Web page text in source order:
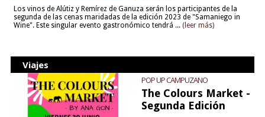
Los vinos de Alútiz y Remírez de Ganuza serán los participantes de la
segunda de las cenas maridadas de la edición 2023 de "Samaniego in
Wine". Este singular evento gastronómico tendrá ... (leer más)
Viajes
POP UP CAMPUZANO
The Colours Market -
Segunda Edición